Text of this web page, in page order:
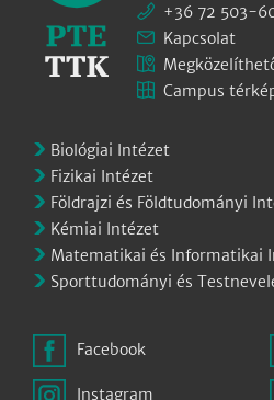
+36 72 503-
Kapcsolat
Campus
Biológiai Intézet
Fizikai Intézet
Földrajzi és Földtudományi
Kémiai Intézet
Matematikai és Informatikai
Sporttudományi és
Facebook
Instagram